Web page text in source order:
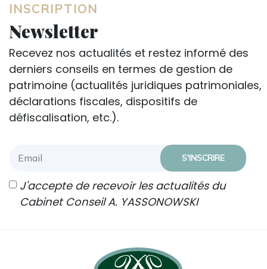
INSCRIPTION
Newsletter
Recevez nos actualités et restez informé des
derniers conseils en termes de gestion de
patrimoine (actualités juridiques patrimoniales,
déclarations fiscales, dispositifs de
défiscalisation, etc.).
J'accepte de recevoir les actualités du
Cabinet Conseil A. YASSONOWSKI